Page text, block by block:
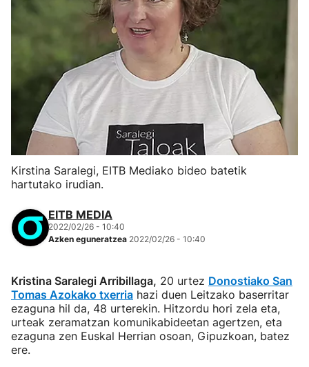
Kirstina Saralegi, EITB Mediako bideo batetik
hartutako irudian.
EITB MEDIA
2022/02/26 - 10:40
Azken eguneratzea 2022/02/26 - 10:40
Kristina Saralegi Arribillaga, 20 urtez Donostiako San
Tomas Azokako txerria hazi duen Leitzako baserritar
ezaguna hil da, 48 urterekin. Hitzordu hori zela eta,
urteak zeramatzan komunikabideetan agertzen, eta
ezaguna zen Euskal Herrian osoan, Gipuzkoan, batez
ere.